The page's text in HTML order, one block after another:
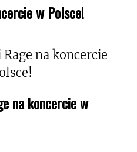
w Polsce!
na koncercie w